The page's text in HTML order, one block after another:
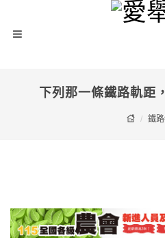
下列那一條鐵路軌
鐵